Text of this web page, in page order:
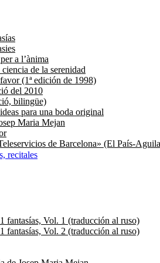
a l’ànima
de la serenidad
(1ª edición de 1998)
del 2010
bilingüe)
para una boda original
Maria Mejan
de Barcelona» (El País-
recitales
fantasías, Vol. 1 (traducción al ruso)
fantasías, Vol. 2 (traducción al ruso)